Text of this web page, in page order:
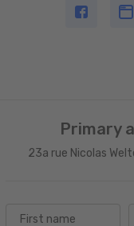
Primary
23a rue Nicolas
First name